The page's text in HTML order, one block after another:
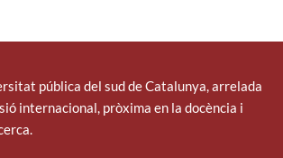
pública del sud de Catalunya, arrelada
internacional, pròxima en la docència i